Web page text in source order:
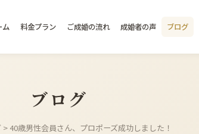
ム 料金プラン ご成婚の流れ 成婚者の声 ブログ
ブログ
> 40歳男性会員さん、プロポーズ成功しました！